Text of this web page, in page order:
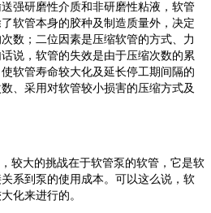
强研磨性介质和非研磨性粘液，软管
软管本身的胶种及制造质量外，决定
数；二位因素是压缩软管的方式、力
说，软管的失效是由于压缩次数的累
软管寿命较大化及延长停工期间隔的
、采用对软管较小损害的压缩方式及
较大的挑战在于软管泵 的软管，它是软
系到泵的使用成本。可以这么说， 软
化来进行的。